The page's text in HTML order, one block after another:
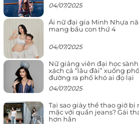
04/07/2025
Ái nữ đại gia Minh Nhựa
mang bầu con thứ 4
04/07/2025
Nữ giảng viên đại học
xách cả “lâu đài” xuống
đường ra phố khó ai đọ lại
04/07/2025
Tại sao giày thể thao giờ bị
mặc với quần jeans? Gái
hơn hẳn